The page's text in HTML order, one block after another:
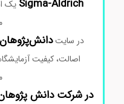
Sigma-Aldrichیک
در سایتدانش‌پژوهان
اصالت، کیفیت
در شرکت دانش پژوهان